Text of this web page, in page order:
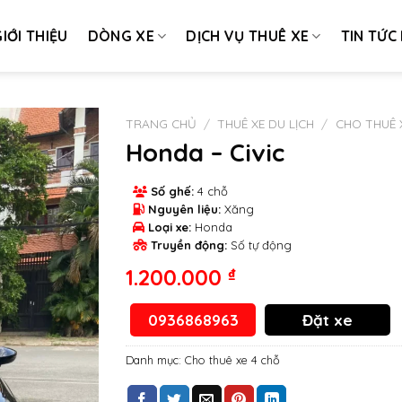
THIỆU DÒNG XE DỊCH VỤ THUÊ XE TIN TỨC
TRANG CHỦ / THUÊ XE DU LỊCH / CHO THUÊ
Honda – Civic
Số ghế: 4 chỗ
Nguyên liệu: Xăng
Loại xe: Honda
Truyền động: Số tự động
1.200.000₫
0936868963 Đặt xe
Danh mục:Cho thuê xe 4 chỗ